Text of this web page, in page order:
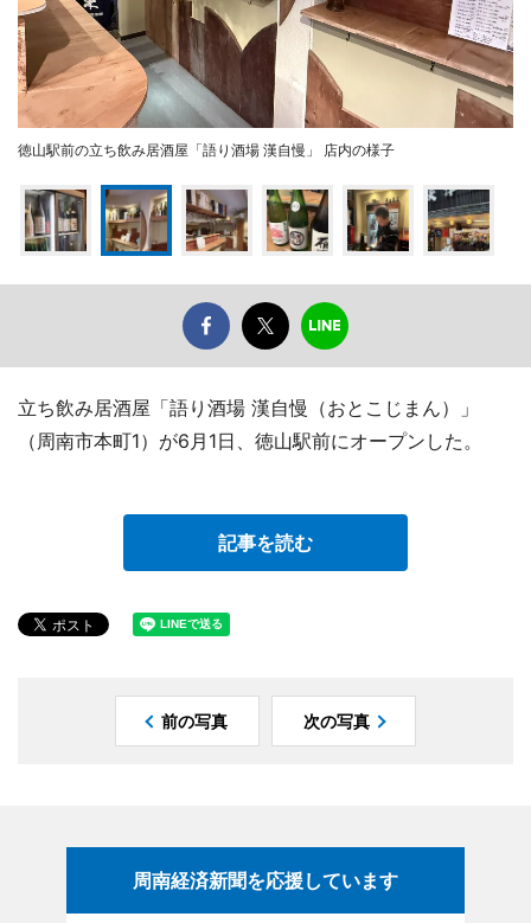
徳山駅前の立ち飲み居酒屋「語り酒場 漢自慢」 店内の様子
立ち飲み居酒屋「語り酒場 漢自慢（おとこじまん）」
（周南市本町1）が6月1日、徳山駅前にオープンした。
記事を読む
前の写真 次の写真
周南経済新聞を応援しています